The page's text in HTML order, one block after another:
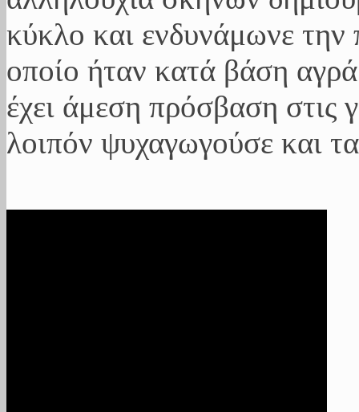
κύκλο και ενδυνάμωνε την
οποίο ήταν κατά βάση
έχει άμεση πρόσβαση
λοιπόν ψυχαγωγούσε και